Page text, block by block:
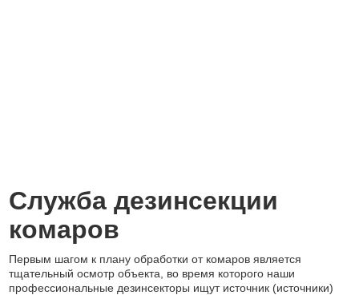
Служба дезинсекции
комаров
Первым шагом к плану обработки от комаров является
тщательный осмотр объекта, во время которого наши
профессиональные дезинсекторы ищут источник (источники)